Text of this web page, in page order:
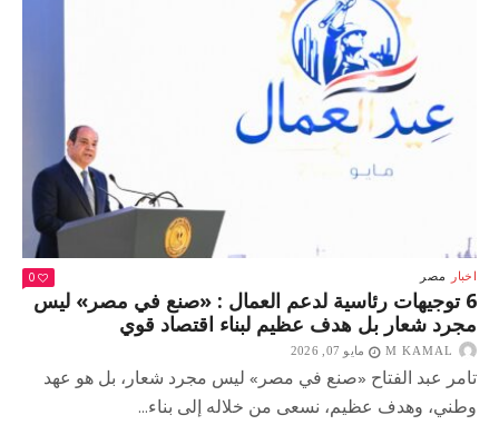
هاتفياً
رئيسة
وزراء
للشراكة
الاستراتيجية
اخبار مصر 0
6 توجيهات رئاسية لدعم العمال : «صنع في مصر» ليس
مجرد شعار بل هدف عظيم لبناء اقتصاد قوي
M KAMAL مايو 07, 2026
تامر عبد الفتاح «صنع في مصر» ليس مجرد شعار، بل هو عهد
وطني، وهدف عظيم، نسعى من خلاله إلى بناء...